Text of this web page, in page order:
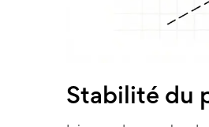
Stabilité du